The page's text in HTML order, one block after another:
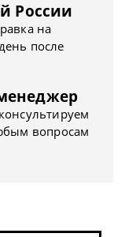
России
на
после
вопросам